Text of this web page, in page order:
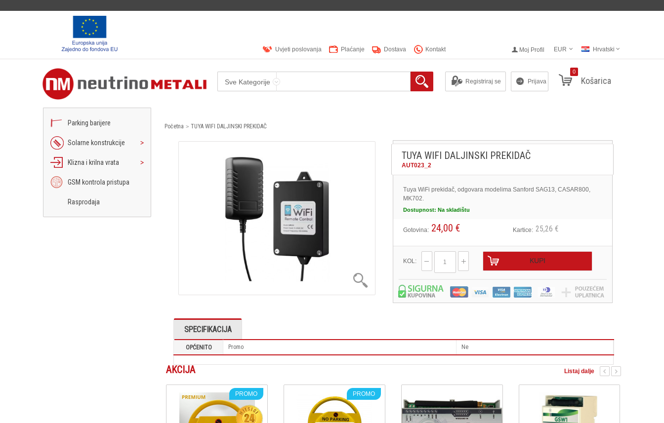
Uvjeti poslovanja Plaćanje Dostava Kontakt Moj Profil EUR Hrvatski
0
Košarica
Sve Kategorije Registriraj se Prijava
Početna TUYA WIFI DALJINSKI PREKIDAČ
Parking barijere
Solarne konstrukcije
Klizna i krilna vrata
GSM kontrola pristupa
Rasprodaja
TUYA WIFI DALJINSKI PREKIDAČ
AUT023_2
Tuya WiFi prekidač, odgovara modelima Sanford SAG13, CASAR800,
MK702.
Dostupnost: Na skladištu
Gotovina: 24,00 € Kartice: 25,26 €
KOL: KUPI
SPECIFIKACIJA
OPĆENITO Promo Ne
AKCIJA Listaj dalje
PROMO PROMO